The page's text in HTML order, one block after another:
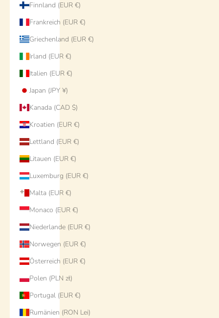
Finnland (EUR €)
Frankreich (EUR €)
Griechenland (EUR €)
Irland (EUR €)
Italien (EUR €)
Japan (JPY ¥)
Kanada (CAD $)
Kroatien (EUR €)
Lettland (EUR €)
Litauen (EUR €)
Luxemburg (EUR €)
Malta (EUR €)
Monaco (EUR €)
Niederlande (EUR €)
Norwegen (EUR €)
Österreich (EUR €)
Polen (PLN zł)
Portugal (EUR €)
Rumänien (RON Lei)